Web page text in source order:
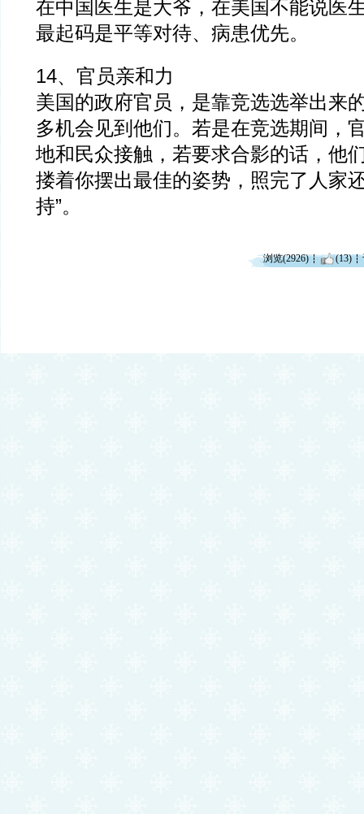
在中国医生是大爷，在美国不能说医
最起码是平等对待、病患优先。
14、官员亲和力
美国的政府官员，是靠竞选选举出来
多机会见到他们。若是在竞选期间，
地和民众接触，若要求合影的话，他
搂着你摆出最佳的姿势，照完了人家
持”。
浏览(2926) (13)